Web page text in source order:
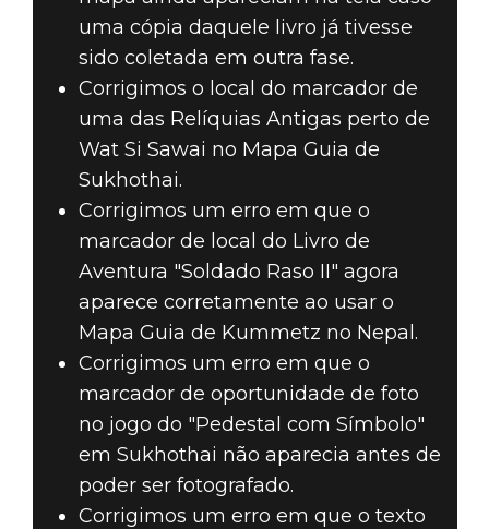
uma cópia daquele livro já tivesse
sido coletada em outra fase.
Corrigimos o local do marcador de
uma das Relíquias Antigas perto de
Wat Si Sawai no Mapa Guia de
Sukhothai.
Corrigimos um erro em que o
marcador de local do Livro de
Aventura "Soldado Raso II" agora
aparece corretamente ao usar o
Mapa Guia de Kummetz no Nepal.
Corrigimos um erro em que o
marcador de oportunidade de foto
no jogo do "Pedestal com Símbolo"
em Sukhothai não aparecia antes de
poder ser fotografado.
Corrigimos um erro em que o texto